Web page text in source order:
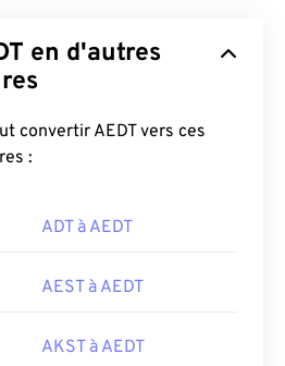
en d'autres
convertir AEDT vers ces
:
ADT à AEDT
AEST à AEDT
AKST à AEDT